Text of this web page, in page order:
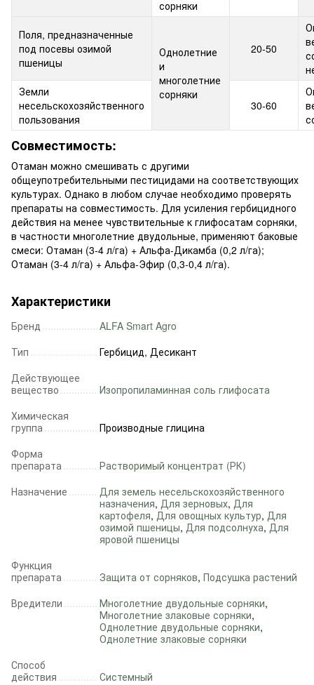
сорняки
Поля, предназначенные
под посевы озимой
пшеницы
Однолетние
и
многолетние
сорняки
20-50
Земли
несельскохозяйственного
пользования
30-60
Совместимость:
Отаман можно смешивать с другими
общеупотребительными пестицидами на соответствующих
культурах. Однако в любом случае необходимо проверять
препараты на совместимость. Для усиления гербицидного
действия на менее чувствительные к глифосатам сорняки,
в частности многолетние двудольные, применяют баковые
смеси: Отаман (3-4 л/га) + Альфа-Дикамба (0,2 л/га);
Отаман (3-4 л/га) + Альфа-Эфир (0,3-0,4 л/га).
Характеристики
Бренд
ALFA Smart Agro
Тип
Гербицид, Десикант
Действующее
вещество
Изопропиламинная соль глифосата
Химическая
группа
Производные глицина
Форма
препарата
Растворимый концентрат (РК)
Назначение
Для земель несельскохозяйственного
назначения, Для зерновых, Для
картофеля, Для овощных культур, Для
озимой пшеницы, Для подсолнуха, Для
яровой пшеницы
Функция
препарата
Защита от сорняков, Подсушка растений
Вредители
Многолетние двудольные сорняки,
Многолетние злаковые сорняки,
Однолетние двудольные сорняки,
Однолетние злаковые сорняки
Способ
действия
Системный